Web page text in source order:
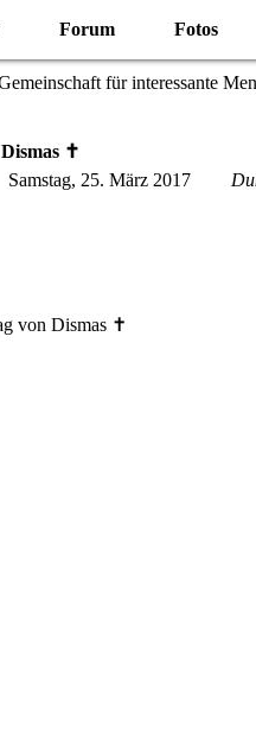
Forum Fotos
für interessante
✝️
Samstag, 25. März 2017
von Dismas ✝️